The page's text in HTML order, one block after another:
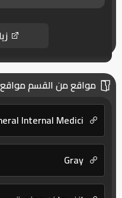
مواقع من القسم
Internal Medici
Gray